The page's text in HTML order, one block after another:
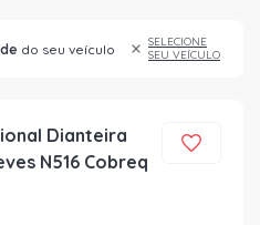
do seu veículo
SELECIONE
SEU VEÍCULO
Dianteira
N516 Cobreq